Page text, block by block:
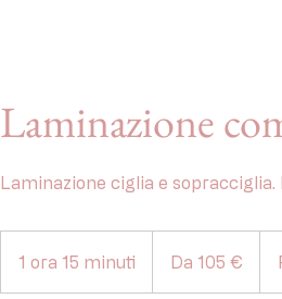
Laminazione
Laminazione ciglia e
1 ora 15 minuti
o
euroDa 105 €